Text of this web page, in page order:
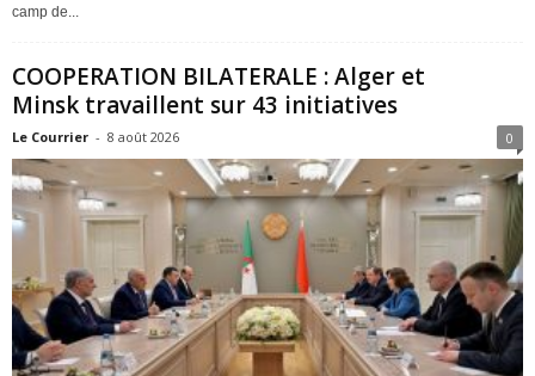
camp de...
COOPERATION BILATERALE : Alger et
Minsk travaillent sur 43 initiatives
Le Courrier - 8 août 2026 0